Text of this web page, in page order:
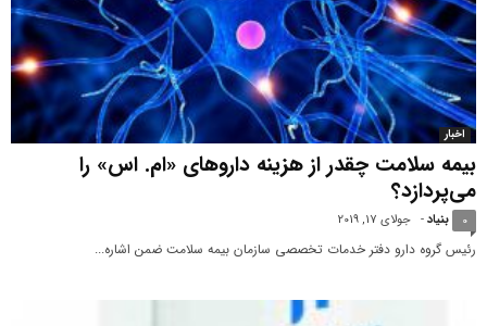
اخبار
بیمه سلامت چقدر از هزینه داروهای «ام. اس» را
می‌پردازد؟
بنیاد- جولای 17, 2019 0
رئیس گروه دارو دفتر خدمات تخصصی سازمان بیمه سلامت ضمن اشاره...